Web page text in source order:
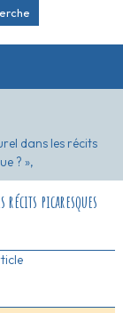
dans les récits
? »,
picaresques